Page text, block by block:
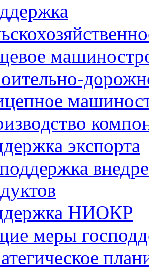
экспорта
НИОКР
меры